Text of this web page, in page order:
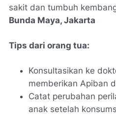
sakit dan tumbuh
Bunda Maya, Jakarta
Tips dari orang tua:
Konsultasikan ke
memberikan Apiban
Catat perubahan
anak setelah